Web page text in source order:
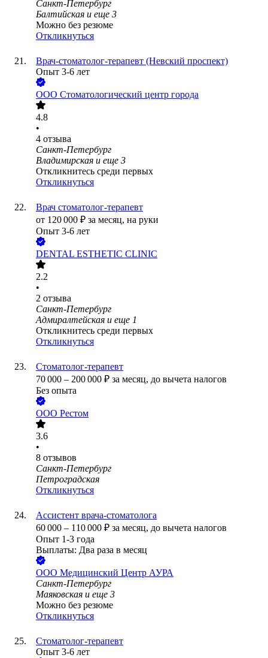
Санкт-Петербург
Балтийская и еще 3
Можно без резюме
Откликнуться
Врач-стоматолог-терапевт (Невский проспект)
Опыт 3-6 лет
ООО Стоматологический центр города
4.8
•
4 отзыва
Санкт-Петербург
Владимирская и еще 3
Откликнитесь среди первых
Откликнуться
Врач стоматолог-терапевт
от 120 000 ₽ за месяц, на руки
Опыт 3-6 лет
DENTAL ESTHETIC CLINIC
2.2
•
2 отзыва
Санкт-Петербург
Адмиралтейская и еще 1
Откликнитесь среди первых
Откликнуться
Стоматолог-терапевт
70 000 – 200 000 ₽ за месяц, до вычета налогов
Без опыта
ООО Рестом
3.6
•
8 отзывов
Санкт-Петербург
Петроградская
Откликнуться
Ассистент врача-стоматолога
60 000 – 110 000 ₽ за месяц, до вычета налогов
Опыт 1-3 года
Выплаты: Два раза в месяц
ООО Медицинский Центр АУРА
Санкт-Петербург
Маяковская и еще 3
Можно без резюме
Откликнуться
Стоматолог-терапевт
Опыт 3-6 лет